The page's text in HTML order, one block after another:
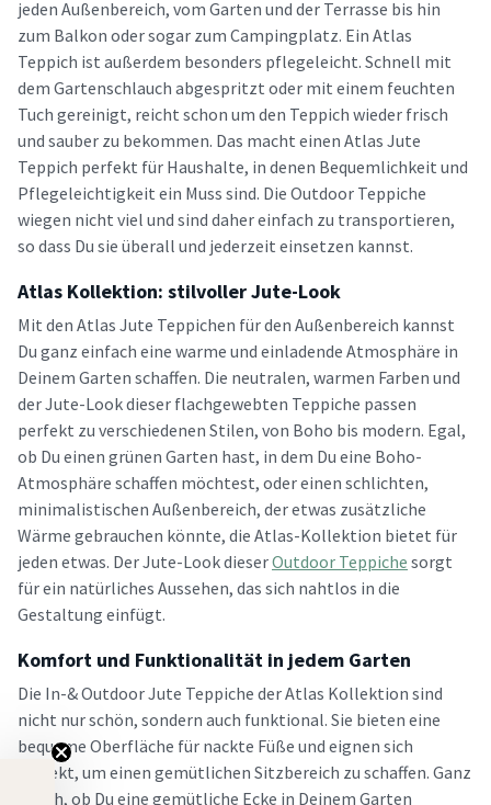
jeden Außenbereich, vom Garten und der Terrasse bis hin
zum Balkon oder sogar zum Campingplatz. Ein Atlas
Teppich ist außerdem besonders pflegeleicht. Schnell mit
dem Gartenschlauch abgespritzt oder mit einem feuchten
Tuch gereinigt, reicht schon um den Teppich wieder frisch
und sauber zu bekommen. Das macht einen Atlas Jute
Teppich perfekt für Haushalte, in denen Bequemlichkeit und
Pflegeleichtigkeit ein Muss sind. Die Outdoor Teppiche
wiegen nicht viel und sind daher einfach zu transportieren,
so dass Du sie überall und jederzeit einsetzen kannst.
Atlas Kollektion: stilvoller Jute-Look
Mit den Atlas Jute Teppichen für den Außenbereich kannst
Du ganz einfach eine warme und einladende Atmosphäre in
Deinem Garten schaffen. Die neutralen, warmen Farben und
der Jute-Look dieser flachgewebten Teppiche passen
perfekt zu verschiedenen Stilen, von Boho bis modern. Egal,
ob Du einen grünen Garten hast, in dem Du eine Boho-
Atmosphäre schaffen möchtest, oder einen schlichten,
minimalistischen Außenbereich, der etwas zusätzliche
Wärme gebrauchen könnte, die Atlas-Kollektion bietet für
jeden etwas. Der Jute-Look dieserOutdoor Teppiche sorgt
für ein natürliches Aussehen, das sich nahtlos in die
Gestaltung einfügt.
Komfort und Funktionalität in jedem Garten
Die In-& Outdoor Jute Teppiche der Atlas Kollektion sind
nicht nur schön, sondern auch funktional. Sie bieten eine
bequeme Oberfläche für nackte Füße und eignen sich
perfekt, um einen gemütlichen Sitzbereich zu schaffen. Ganz
gleich, ob Du eine gemütliche Ecke in Deinem Garten